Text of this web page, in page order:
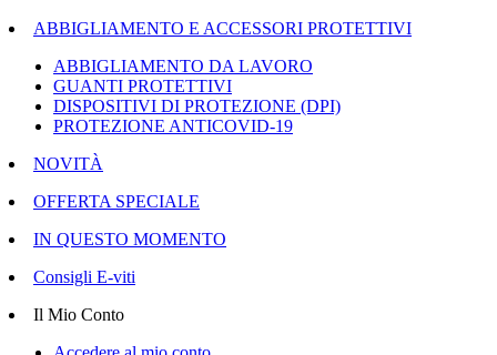
ABBIGLIAMENTO E ACCESSORI PROTETTIVI
ABBIGLIAMENTO DA LAVORO
GUANTI PROTETTIVI
DISPOSITIVI DI PROTEZIONE (DPI)
PROTEZIONE ANTICOVID-19
NOVITÀ
OFFERTA SPECIALE
IN QUESTO MOMENTO
Consigli E-viti
Il Mio Conto